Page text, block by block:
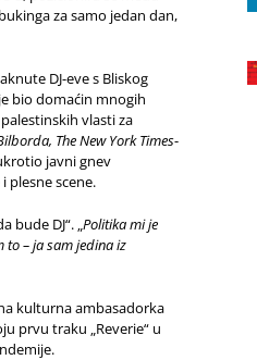
za samo jedan dan,
DJ-eve s Bliskog
bio domaćin mnogih
vlasti za
The New York Times-
javni gnev
plesne scene.
bude DJ“. „Politika mi je
to – ja sam jedina iz
kulturna ambasadorka
prvu traku „Reverie“ u